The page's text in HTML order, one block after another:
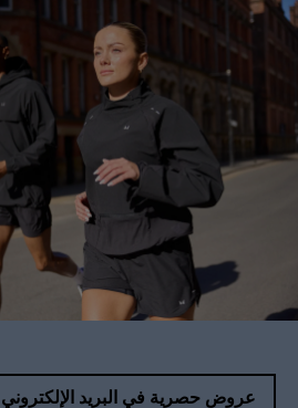
عروض حصرية في البريد الإلكتروني